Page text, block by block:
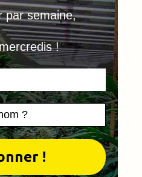
par semaine,
!